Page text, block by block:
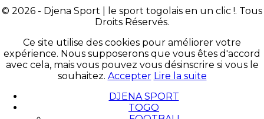
© 2026 - Djena Sport | le sport togolais en un clic !. Tous
Droits Réservés.
Ce site utilise des cookies pour améliorer votre
expérience. Nous supposerons que vous êtes d'accord
avec cela, mais vous pouvez vous désinscrire si vous le
souhaitez. Accepter Lire la suite
DJENA SPORT
TOGO